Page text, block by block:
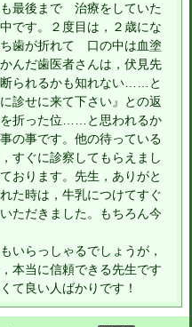
最後まで 治療をしていた
です。２度目は，２歳にな
歯が折れて 口の中は血塗
んだ歯医者さんは，伏見先
られるかも知れない……と
診せに来て下さい』との返
を折った位……と思われるか
の事です。他の待っている
すぐに診察してもらえまし
おります。先生，ありがと
た時は，牛乳につけてすぐ
ただきました。もちろん今
いらっしゃるでしょうが，
本当に信頼できる先生です
て良い人ばかりです！